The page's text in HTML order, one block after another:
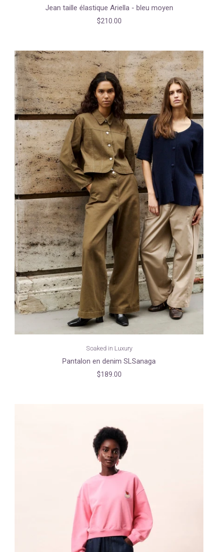
Jean taille élastique Ariella - bleu moyen
$210.00
Soaked in Luxury
Pantalon en denim SLSanaga
$189.00